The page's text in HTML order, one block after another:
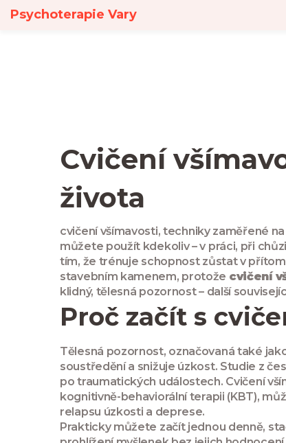
Psychoterapie Vary
Cvičení
života
cvičení všímavosti,techniky zaměřené
můžete použít kdekoliv – v práci, při
tím, že trénuje schopnost zůstat v
stavebním kamenem, protože cvičení
klidný, tělesná pozornost – další
Proč začít s
Tělesná pozornost, označovaná také
soustředění a snižuje úzkost. Studie z
po traumatických událostech. Cvičení
kognitivně-behaviorální terapii (KBT),
relapsu úzkosti a deprese.
Prakticky můžete začít jednou denně,